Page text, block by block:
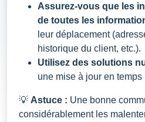
Assurez-vous que les
de toutes les
leur déplacement
historique du client, etc.).
Utilisez des solutions
une mise à jour en
💡 Astuce : Une bonne
considérablement les